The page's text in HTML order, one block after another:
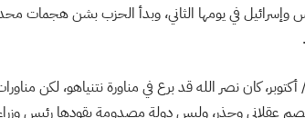
وإسرائيل في يومها الثاني، وبدأ الحزب بشن هجمات
أكتوبر، كان نصر الله قد برع في مناورة نتنياهو،
عقلاني وحذر، وليس دولة مصدومة يقودها رئيس